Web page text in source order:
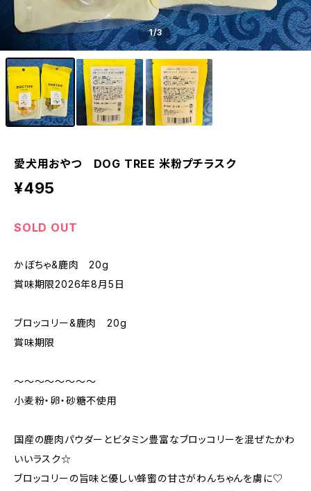
1/3
愛犬用おやつ DOG TREE 米粉プチラスク
¥495
SOLD OUT
かぼちゃ&鹿肉 20g
賞味期限2026年8月5日
ブロッコリー&鹿肉 20g
賞味期限
〜〜〜〜〜〜〜〜
小麦粉・卵・砂糖不使用
国産の鹿肉パウダーとビタミン豊富なブロッコリーを混ぜたかわ
いいラスク☆
ブロッコリーの旨味と優しい蜂蜜の甘さがわんちゃんを虜に♡